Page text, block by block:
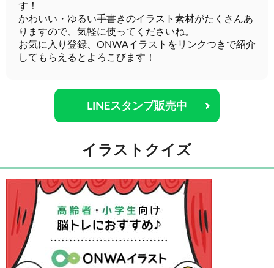
す！
かわいい・ゆるい手書きのイラスト素材がたくさんあ
りますので、気軽に使ってくださいね。
お気に入り登録、ONWAイラストをリンクつきで紹介
してもらえるとよろこびます！
LINEスタンプ販売中
イラストクイズ